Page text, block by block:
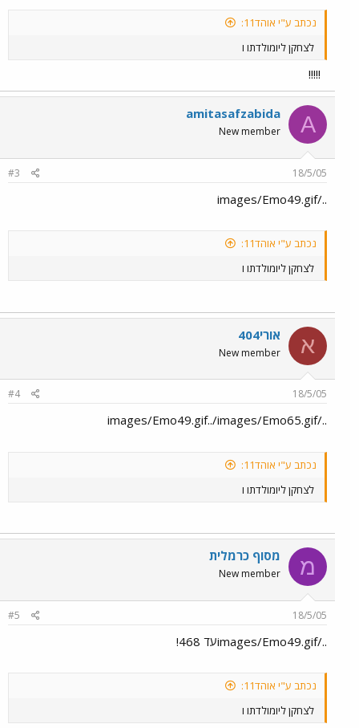
נכתב ע"י אוהד11:
לצחקן ליומולדתו ו
!!!!!
A
amitasafzabida
New member
18/5/05
#3
../images/Emo49.gif
נכתב ע"י אוהד11:
לצחקן ליומולדתו ו
א אורי404
New member
18/5/05
#4
../images/Emo49.gif../images/Emo65.gif
נכתב ע"י אוהד11:
לצחקן ליומולדתו ו
מ מסוף כרמלית
New member
18/5/05
#5
../images/Emo49.gifעד 468!
נכתב ע"י אוהד11:
לצחקן ליומולדתו ו